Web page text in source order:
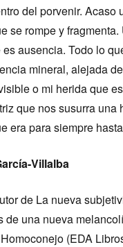
del porvenir. Acaso
se rompe y
ausencia. Todo lo
mineral, alejada
o mi herida que
que nos susurra una
era para siempre
Villalba
de La nueva
de una nueva
(EDA